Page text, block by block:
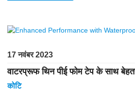
17 नवंबर 2023
वाटरप्रूफ थिन पीई फोम टेप के साथ
कोटि